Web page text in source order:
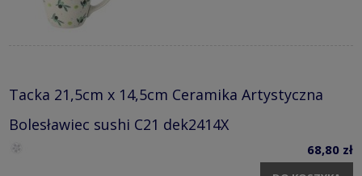
Tacka 21,5cm x 14,5cm Ceramika Artystyczna
Bolesławiec sushi C21 dek2414X
68,80 zł